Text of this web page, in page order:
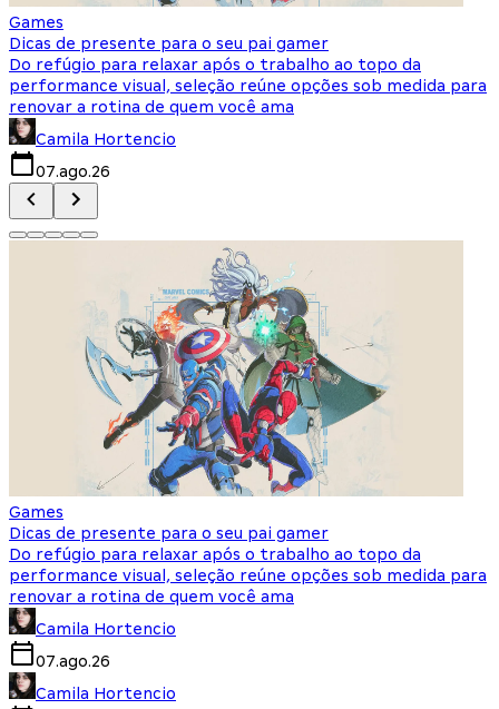
Games
Dicas de presente para o seu pai gamer
Do refúgio para relaxar após o trabalho ao topo da
performance visual, seleção reúne opções sob medida para
renovar a rotina de quem você ama
Camila Hortencio
07.ago.26
Games
Dicas de presente para o seu pai gamer
Do refúgio para relaxar após o trabalho ao topo da
performance visual, seleção reúne opções sob medida para
renovar a rotina de quem você ama
Camila Hortencio
07.ago.26
Camila Hortencio